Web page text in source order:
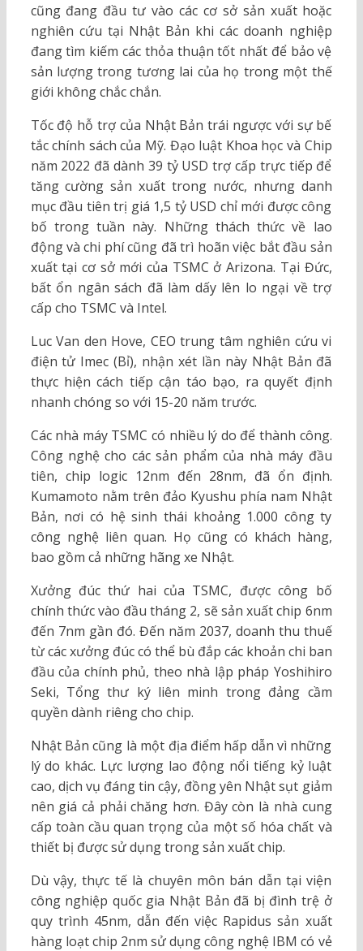
cũng đang đầu tư vào các cơ sở sản xuất hoặc
nghiên cứu tại Nhật Bản khi các doanh nghiệp
đang tìm kiếm các thỏa thuận tốt nhất để bảo vệ
sản lượng trong tương lai của họ trong một thế
giới không chắc chắn.
Tốc độ hỗ trợ của Nhật Bản trái ngược với sự bế
tắc chính sách của Mỹ. Đạo luật Khoa học và Chip
năm 2022 đã dành 39 tỷ USD trợ cấp trực tiếp để
tăng cường sản xuất trong nước, nhưng danh
mục đầu tiên trị giá 1,5 tỷ USD chỉ mới được công
bố trong tuần này. Những thách thức về lao
động và chi phí cũng đã trì hoãn việc bắt đầu sản
xuất tại cơ sở mới của TSMC ở Arizona. Tại Đức,
bất ổn ngân sách đã làm dấy lên lo ngại về trợ
cấp cho TSMC và Intel.
Luc Van den Hove, CEO trung tâm nghiên cứu vi
điện tử Imec (Bỉ), nhận xét lần này Nhật Bản đã
thực hiện cách tiếp cận táo bạo, ra quyết định
nhanh chóng so với 15-20 năm trước.
Các nhà máy TSMC có nhiều lý do để thành công.
Công nghệ cho các sản phẩm của nhà máy đầu
tiên, chip logic 12nm đến 28nm, đã ổn định.
Kumamoto nằm trên đảo Kyushu phía nam Nhật
Bản, nơi có hệ sinh thái khoảng 1.000 công ty
công nghệ liên quan. Họ cũng có khách hàng,
bao gồm cả những hãng xe Nhật.
Xưởng đúc thứ hai của TSMC, được công bố
chính thức vào đầu tháng 2, sẽ sản xuất chip 6nm
đến 7nm gần đó. Đến năm 2037, doanh thu thuế
từ các xưởng đúc có thể bù đắp các khoản chi ban
đầu của chính phủ, theo nhà lập pháp Yoshihiro
Seki, Tổng thư ký liên minh trong đảng cầm
quyền dành riêng cho chip.
Nhật Bản cũng là một địa điểm hấp dẫn vì những
lý do khác. Lực lượng lao động nổi tiếng kỷ luật
cao, dịch vụ đáng tin cậy, đồng yên Nhật sụt giảm
nên giá cả phải chăng hơn. Đây còn là nhà cung
cấp toàn cầu quan trọng của một số hóa chất và
thiết bị được sử dụng trong sản xuất chip.
Dù vậy, thực tế là chuyên môn bán dẫn tại viện
công nghiệp quốc gia Nhật Bản đã bị đình trệ ở
quy trình 45nm, dẫn đến việc Rapidus sản xuất
hàng loạt chip 2nm sử dụng công nghệ IBM có vẻ